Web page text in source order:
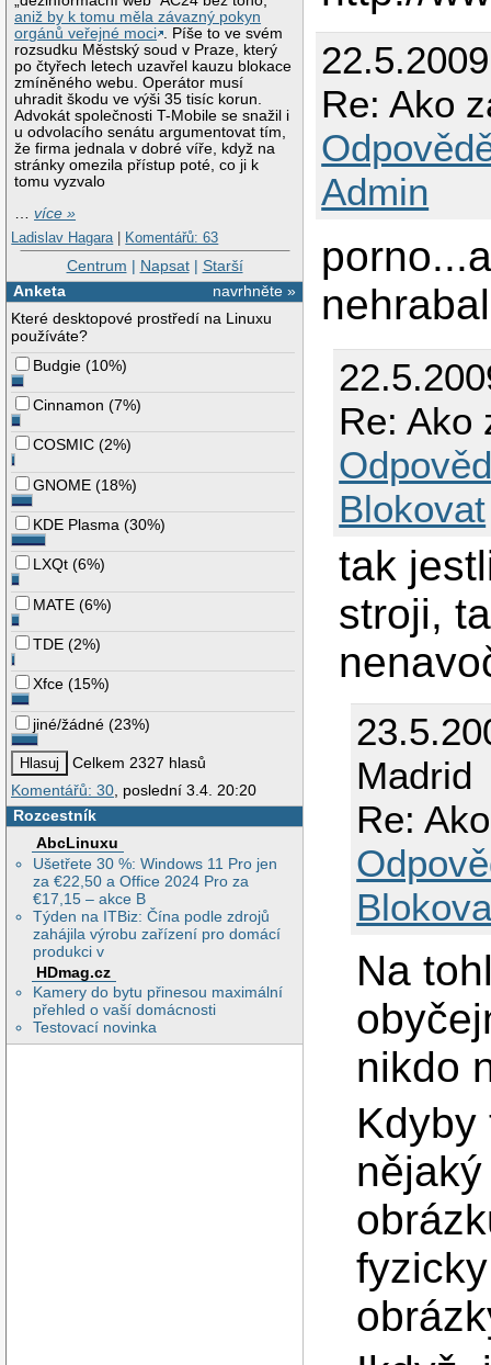
aniž by k tomu měla závazný pokyn
orgánů veřejné moci . Píše to ve svém
rozsudku Městský soud v Praze, který
po čtyřech letech uzavřel kauzu blokace
zmíněného webu. Operátor musí
uhradit škodu ve výši 35 tisíc korun.
Advokát společnosti T-Mobile se snažil i
u odvolacího senátu argumentovat tím,
že firma jednala v dobré víře, když na
stránky omezila přístup poté, co ji k
tomu vyzvalo
…více »
Ladislav Hagara | Komentářů: 63
Centrum | Napsat| Starší
navrhněte »
Anketa
Které desktopové prostředí na Linuxu
používáte?
Budgie (10%)
Cinnamon (7%)
COSMIC (2%)
GNOME (18%)
KDE Plasma (30%)
LXQt (6%)
MATE (6%)
TDE (2%)
Xfce (15%)
jiné/žádné (23%)
Celkem 2327 hlasů
Komentářů: 30, poslední 3.4. 20:20
Rozcestník
AbcLinuxu
Ušetřete 30 %: Windows 11 Pro jen
za €22,50 a Office 2024 Pro za
€17,15 – akce B
Týden na ITBiz: Čína podle zdrojů
zahájila výrobu zařízení pro domácí
produkci v
HDmag.cz
Kamery do bytu přinesou maximální
přehled o vaší domácnosti
Testovací novinka
Re: Ako
Admin
Re: Ako
Blokovat
tak
stroji,
Madrid
Re:
Na
nikdo
Kdyby